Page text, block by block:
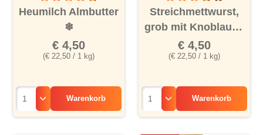
Durchschnittliche Bewertung von 4.6 von 5 Sternen
Heumilch Almbutter
❄
(€ 22,50 / 1 kg)
€ 4,50
Warenkorb
Durchschnittliche
Streichmettwurst,
grob mit Knoblauch
❄
(€ 22,50 / 1 kg)
€ 4,50
Warenkorb